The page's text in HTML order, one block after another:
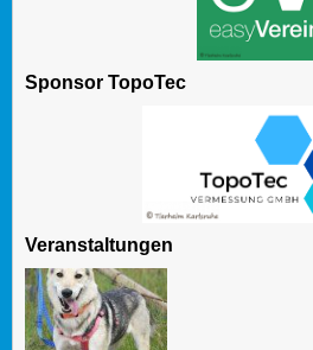
Sponsor TopoTec
Veranstaltungen